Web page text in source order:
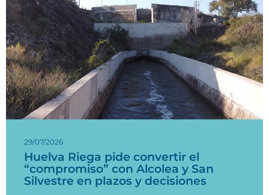
29/07/2026
Huelva Riega pide convertir el
“compromiso” con Alcolea y San
Silvestre en plazos y decisiones